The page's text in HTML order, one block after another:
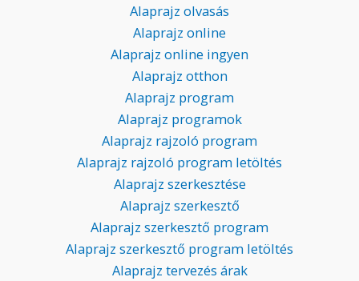
Alaprajz olvasás
Alaprajz online
Alaprajz online ingyen
Alaprajz otthon
Alaprajz program
Alaprajz programok
Alaprajz rajzoló program
Alaprajz rajzoló program letöltés
Alaprajz szerkesztése
Alaprajz szerkesztő
Alaprajz szerkesztő program
Alaprajz szerkesztő program letöltés
Alaprajz tervezés árak